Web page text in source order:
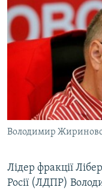
ВСЕ ЗА ДЕНЬ
СПЕЦПРОЕКТИ
ДЕПОРТАЦІЯ
ВІДЕОУРОКИ «ELIFBE»
СВІДЧЕННЯ ОКУПАЦІЇ
УКРАЇНСЬКА
ІНФОГРАФІКА
ЯК ОБІЙТИ
Русский
Qırımtatar
ДОЛУЧАЙСЯ!
Володимир
Лідер фракції
Росії (ЛДПР)